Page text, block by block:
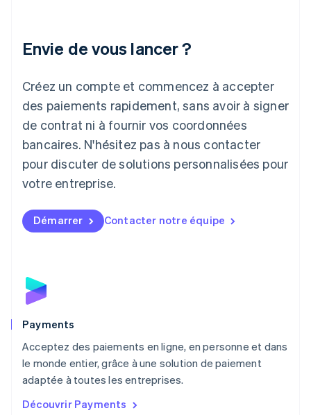
Envie de vous lancer ?
Créez un compte et commencez à accepter
des paiements rapidement, sans avoir à signer
de contrat ni à fournir vos coordonnées
bancaires. N'hésitez pas à nous contacter
pour discuter de solutions personnalisées pour
votre entreprise.
Démarrer Contacter notre équipe
Payments
Acceptez des paiements en ligne, en personne et dans
le monde entier, grâce à une solution de paiement
adaptée à toutes les entreprises.
Découvrir Payments
Japon
Lettonie
English
Liechtenstein
DeutschEnglish
Lituanie
Luxembourg
FrançaisDeutschEnglish
English简体中文
Malte
Norvège
English
English
NederlandsEnglish
Pologne
English
PortuguêsEnglish